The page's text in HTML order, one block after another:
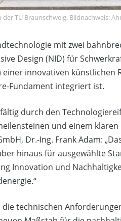
TU Braunschweig. Bildnachweis:
mit zwei
Design (NID) für
einer innovativen künstlichen
Fundament integriert ist.
durch den
und einem
Dr.-Ing. Frank Adam:
hinaus für ausgewählte
Innovation und
die technischen